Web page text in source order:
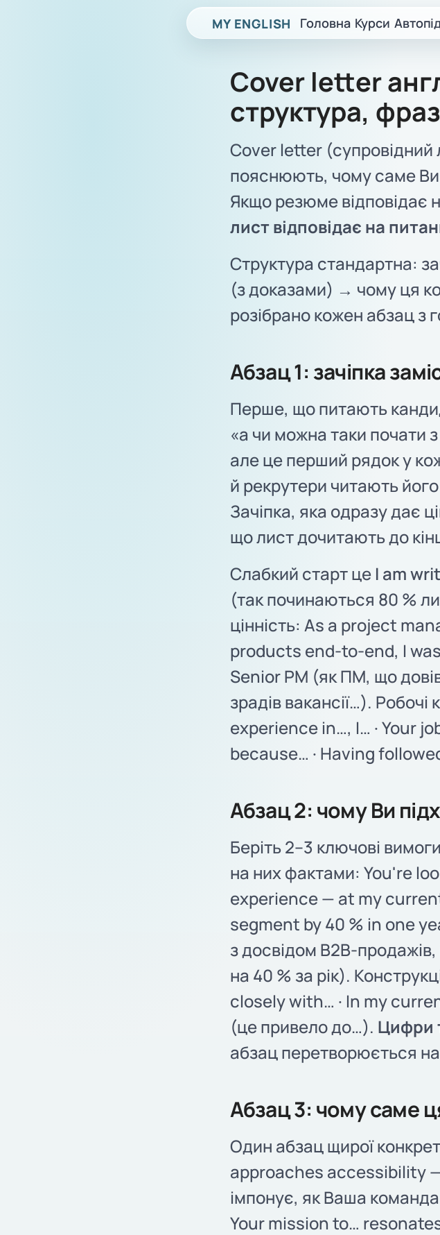
MY ENGLISH Головна Курси
Cover letter
структура,
Cover letter (супровідний
пояснюють, чому саме
Якщо резюме відповідає
лист відповідає на
Структура стандартна:
(з доказами) → чому ця
розібрано кожен абзац з
Абзац 1: зачіпка
Перше, що питають
«а чи можна таки почати
але це перший рядок у
й рекрутери читають
Зачіпка, яка одразу дає
що лист дочитають до
Слабкий старт це I am
(так починаються 80 %
цінність: As a project
products end-to-end, I
Senior PM (як ПМ, що
зрадів вакансії…).
experience in…, I… · Your
because… · Having
Абзац 2: чому Ви
Беріть 2–3 ключові
на них фактами: You're
experience — at my
segment by 40 % in one
з досвідом B2B-
на 40 % за рік).
closely with… · In my
(це привело до…). Цифри
абзац перетворюється
Абзац 3: чому саме
Один абзац щирої
approaches accessibility
імпонує, як Ваша
Your mission to…